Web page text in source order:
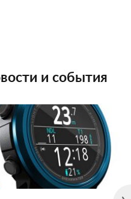
и события